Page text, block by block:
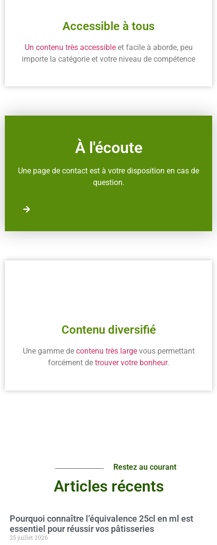
Accessible à tous
Un contenu très accessibleet facile à aborde, peu
importe la catégorie et votre niveau de compétence
À l'écoute
Une page de contact est à votre disposition en cas de
question.
Contenu diversifié
Une gamme de contenu très largevous permettant
forcément de trouver votre bonheur.
Restez au courant
Articles récents
Pourquoi connaître l’équivalence 25cl en ml est
essentiel pour réussir vos pâtisseries
25 juillet 2026